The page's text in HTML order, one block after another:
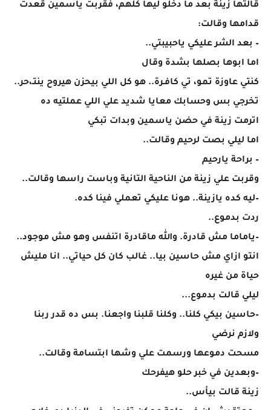
قالتها زينة بعد ما دخلو ليها كلهم، فقربت ياسمين قعدت
قدامها وقالت:
– بعد الشر عليكي ياحبيبتي..
اما ابوها بصلها بشدة وقال
كنتي عاوزة تمو، تي كافـرة.. هو كل اللي بيحزن هيروح ينتـ،حر..
تخرجي بس وحسابك معايا شديد علي اللي عملتيه ده
اترمت زينة في حضن ياسمين وبدات تبكي
اما ليلي بصت لرحيم وقالت..
– براحة يارحيم
وقربت علي زينة من الناحية التانية وباست راسها وقالت..
–ليه كده يازينة.. هونا عليكي تعملي فينا كده.
ردت بدموع..
–ياماما مش قادرة. والله ماقادرة اتنفس وهو مش موجود..
انتو ازاي مش حاسين بيا.. غالب كان كل حياتي.. انا مليش
حياة من غيره
ليلي قالت بدموع...
–حاسين بيكي كلنا.. وكلنا قلبنا واجعنا. بس ده قدر ربنا
ولازم نرضي
مسحت دموعها ورسمت علي وشها ابتسامة وقالت..
–وبعدين في خبر حلو هيفرحك
زينة قالت بيأس..